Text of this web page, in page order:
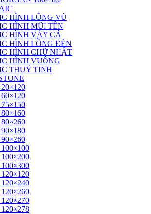
HÌNH LÔNG VŨ
HÌNH MŨI TÊN
HÌNH VẢY CÁ
HÌNH LỒNG ĐÈN
HÌNH CHỮ NHẬT
HÌNH VUÔNG
THUỶ TINH